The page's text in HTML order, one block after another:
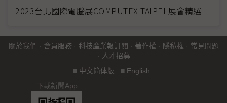
2023台北國際電腦展COMPUTEX TAIPEI 展會精選
關於我們 · 會員服務 · 科技產業報訂閱 · 著作權 · 隱私權 · 常見問題
· 人才招募
■ 中文简体版 ■ English
下載新聞App